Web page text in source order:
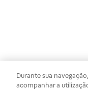
Durante sua
acompanhar a